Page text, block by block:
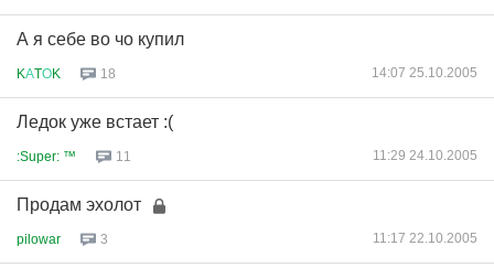
А я себе во чо купил
KАTОK 18 14:07 25.10.2005
Ледок уже встает :(
:Super: ™ 11 11:29 24.10.2005
Продам эхолот
pilowar 3 11:17 22.10.2005